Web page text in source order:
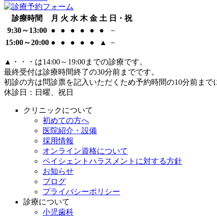
診療時間 月 火 水 木 金 土 日・祝
9:30～13:00 ● ● ● ● ● ●
－
15:00～20:00 ● ● ● ● ● ▲ －
▲
・・・は14:00～19:00までの診療です。
最終受付は診療時間終了の30分前までです。
初診の方は問診票を記入いただくため予約時間の10分前まで
休診日：日曜、祝日
クリニックについて
初めての方へ
医院紹介・設備
採用情報
オンライン資格について
ペイシェントハラスメントに対する方針
お知らせ
ブログ
プライバシーポリシー
診療について
小児歯科